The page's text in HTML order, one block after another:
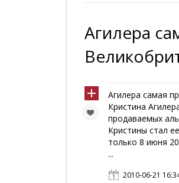
Агилера
Агилера самая
Кристина
продаваемых
Кристины стал
только 8 июня
...
2010-06-21